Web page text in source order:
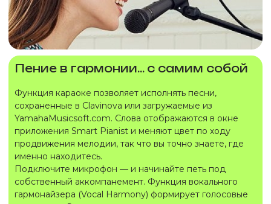
Пение в гармонии... с самим собой
Функция караоке позволяет исполнять песни,
сохраненные в Clavinova или загружаемые из
YamahaMusicsoft.com. Слова отображаются в окне
приложения Smart Pianist и меняют цвет по ходу
продвижения мелодии, так что вы точно знаете, где
именно находитесь.
Подключите микрофон — и начинайте петь под
собственный аккомпанемент. Функция вокального
гармонайзера (Vocal Harmony) формирует голосовые